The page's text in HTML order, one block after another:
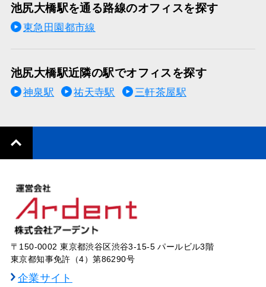
池尻大橋駅を通る路線のオフィスを探す
東急田園都市線
池尻大橋駅近隣の駅でオフィスを探す
神泉駅 祐天寺駅 三軒茶屋駅
〒150-0002 東京都渋谷区渋谷3-15-5 パールビル3階
東京都知事免許（4）第86290号
企業サイト